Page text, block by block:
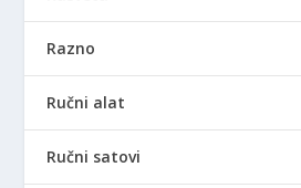
Razno
Ručni alat
Ručni satovi